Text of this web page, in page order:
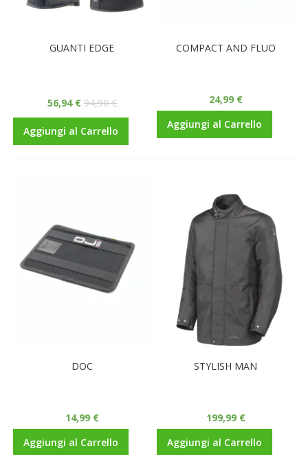
GUANTI EDGE
56,94 € 94,90 €
Aggiungi al Carrello
COMPACT AND FLUO
24,99 €
Aggiungi al Carrello
DOC
14,99 €
Aggiungi al Carrello
STYLISH MAN
199,99 €
Aggiungi al Carrello